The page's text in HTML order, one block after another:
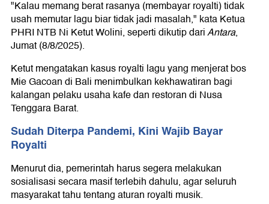
"Kalau memang berat rasanya (membayar royalti) tidak
usah memutar lagu biar tidak jadi masalah," kata Ketua
PHRI NTB Ni Ketut Wolini, seperti dikutip dariAntara,
Jumat (8/8/2025).
Ketut mengatakan kasus royalti lagu yang menjerat bos
Mie Gacoan di Bali menimbulkan kekhawatiran bagi
kalangan pelaku usaha kafe dan restoran di Nusa
Tenggara Barat.
Sudah Diterpa Pandemi, Kini Wajib Bayar
Royalti
Menurut dia, pemerintah harus segera melakukan
sosialisasi secara masif terlebih dahulu, agar seluruh
masyarakat tahu tentang aturan royalti musik.